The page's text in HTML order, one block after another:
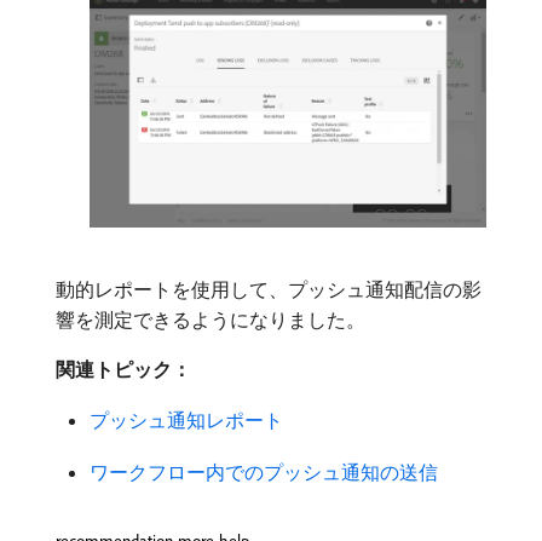
動的レポートを使用して、プッシュ通知配信の影
響を測定できるようになりました。
関連トピック：
プッシュ通知レポート
ワークフロー内でのプッシュ通知の送信